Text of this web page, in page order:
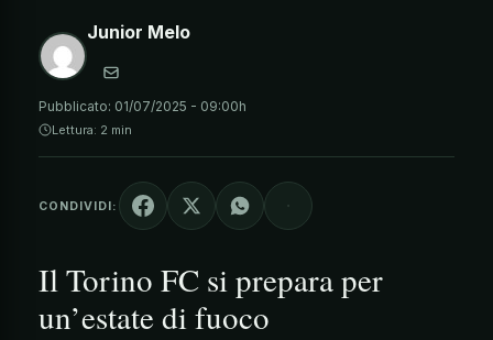
Junior Melo
Pubblicato: 01/07/2025 - 09:00h
Lettura: 2 min
CONDIVIDI:
Il Torino FC si prepara per
un’estate di fuoco